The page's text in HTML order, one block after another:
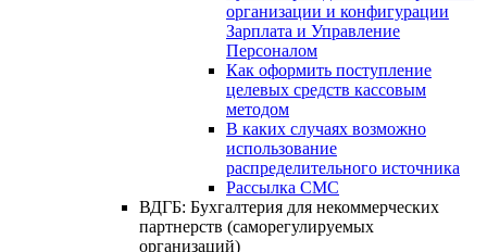
организации и конфигурации
Зарплата и Управление
Персоналом
Как оформить поступление
целевых средств кассовым
методом
В каких случаях возможно
использование
распределительного источника
Рассылка СМС
ВДГБ: Бухгалтерия для некоммерческих
партнерств (саморегулируемых
организаций)